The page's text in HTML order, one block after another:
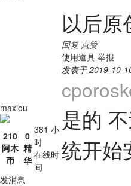
以后原
回复 点赞
使用道具 举报
maxiou
210
阿木
币
0
精
华
381 小
时
在线时
间
发消息
发表于 2019-10-
是的
统开始